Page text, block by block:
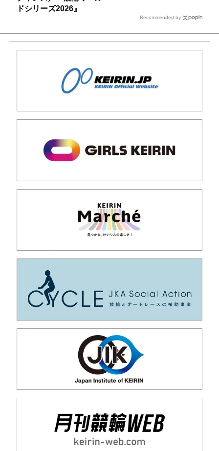
ドシリーズ2026』
Recommended by